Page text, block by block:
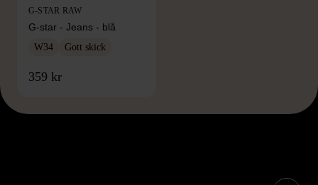
G-STAR RAW
G-star - Jeans - blå
W34 Gott skick
359 kr